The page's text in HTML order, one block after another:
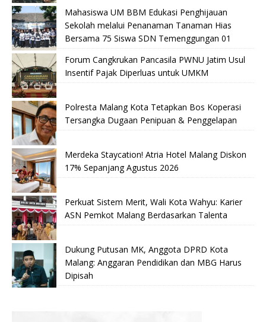
Mahasiswa UM BBM Edukasi Penghijauan
Sekolah melalui Penanaman Tanaman Hias
Bersama 75 Siswa SDN Temenggungan 01
Forum Cangkrukan Pancasila PWNU Jatim Usul
Insentif Pajak Diperluas untuk UMKM
Polresta Malang Kota Tetapkan Bos Koperasi
Tersangka Dugaan Penipuan & Penggelapan
Merdeka Staycation! Atria Hotel Malang Diskon
17% Sepanjang Agustus 2026
Perkuat Sistem Merit, Wali Kota Wahyu: Karier
ASN Pemkot Malang Berdasarkan Talenta
Dukung Putusan MK, Anggota DPRD Kota
Malang: Anggaran Pendidikan dan MBG Harus
Dipisah